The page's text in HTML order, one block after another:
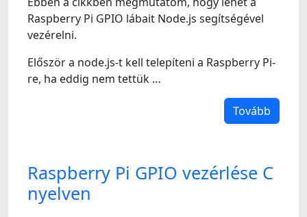
Raspberry Pi GPIO lábait Node.js segítségével
vezérelni.
Először a node.js-t kell telepíteni a Raspberry Pi-
re, ha eddig nem tettük …
Tovább
Raspberry Pi GPIO vezérlése C
nyelven